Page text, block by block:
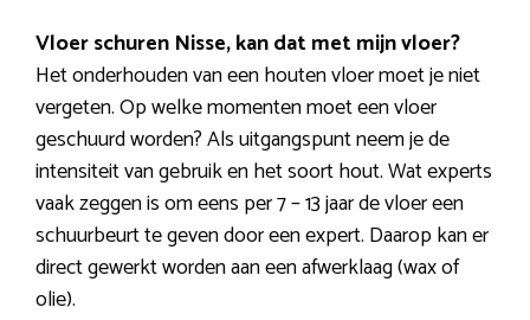
Vloer schuren Nisse, kan dat met mijn vloer?
Het onderhouden van een houten vloer moet je niet
vergeten. Op welke momenten moet een vloer
geschuurd worden? Als uitgangspunt neem je de
intensiteit van gebruik en het soort hout. Wat experts
vaak zeggen is om eens per 7 – 13 jaar de vloer een
schuurbeurt te geven door een expert. Daarop kan er
direct gewerkt worden aan een afwerklaag (wax of
olie).